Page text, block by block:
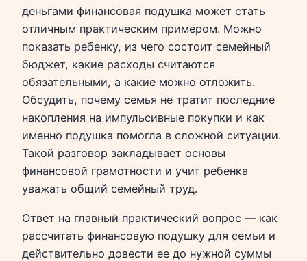
деньгами финансовая подушка может стать
отличным практическим примером. Можно
показать ребенку, из чего состоит семейный
бюджет, какие расходы считаются
обязательными, а какие можно отложить.
Обсудить, почему семья не тратит последние
накопления на импульсивные покупки и как
именно подушка помогла в сложной ситуации.
Такой разговор закладывает основы
финансовой грамотности и учит ребенка
уважать общий семейный труд.
Ответ на главный практический вопрос — как
рассчитать финансовую подушку для семьи и
действительно довести ее до нужной суммы